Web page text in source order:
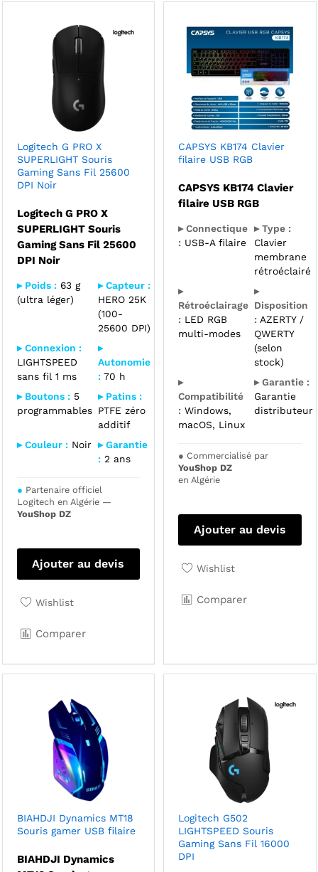
Logitech G PRO X
SUPERLIGHT Souris
Gaming Sans Fil 25600
DPI Noir
Logitech G PRO X
SUPERLIGHT Souris
Gaming Sans Fil 25600
DPI Noir
▸ Poids :63 g
(ultra léger)
▸ Capteur :
HERO 25K
(100-
25600 DPI)
▸ Connexion :
LIGHTSPEED
sans fil 1 ms
▸
Autonomie
:70 h
▸ Boutons :5
programmables
▸ Patins :
PTFE zéro
additif
▸ Couleur :Noir ▸ Garantie
:2 ans
● Partenaire officiel
Logitech en Algérie —
YouShop DZ
Ajouter au devis
Wishlist
Comparer
CAPSYS KB174 Clavier
filaire USB RGB
CAPSYS KB174 Clavier
filaire USB RGB
▸ Connectique
: USB-A filaire
▸ Type :
Clavier
membrane
rétroéclairé
▸
Rétroéclairage
: LED RGB
multi-modes
▸
Disposition
: AZERTY /
QWERTY
(selon
stock)
▸
Compatibilité
: Windows,
macOS, Linux
▸ Garantie :
Garantie
distributeur
● Commercialisé par
YouShop DZ
en Algérie
Ajouter au devis
Wishlist
Comparer
BIAHDJI Dynamics MT18
Souris gamer USB filaire
BIAHDJI Dynamics
Logitech G502
LIGHTSPEED Souris
Gaming Sans Fil 16000
DPI